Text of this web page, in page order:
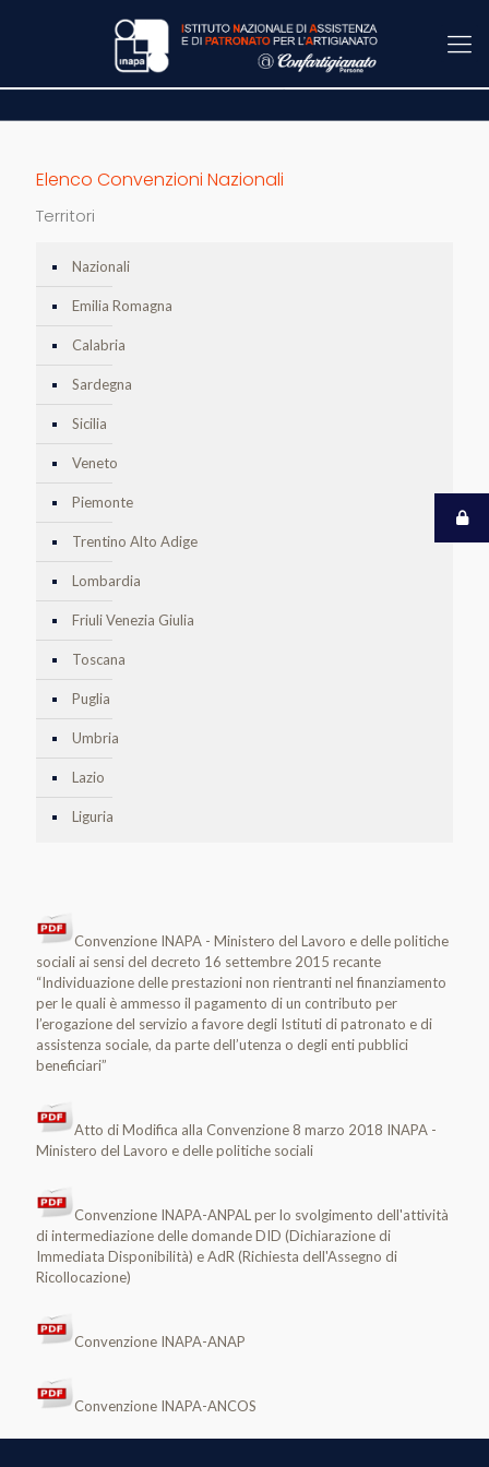
Elenco Convenzioni Nazionali
Territori
Nazionali
Emilia Romagna
Calabria
Sardegna
Sicilia
Veneto
Piemonte
Trentino Alto Adige
Lombardia
Friuli Venezia Giulia
Toscana
Puglia
Umbria
Lazio
Liguria
Convenzione INAPA - Ministero del Lavoro e delle politiche
sociali ai sensi del decreto 16 settembre 2015 recante
“Individuazione delle prestazioni non rientranti nel finanziamento
per le quali è ammesso il pagamento di un contributo per
l’erogazione del servizio a favore degli Istituti di patronato e di
assistenza sociale, da parte dell’utenza o degli enti pubblici
beneficiari”
Atto di Modifica alla Convenzione 8 marzo 2018 INAPA -
Ministero del Lavoro e delle politiche sociali
Convenzione INAPA-ANPAL per lo svolgimento dell'attività
di intermediazione delle domande DID (Dichiarazione di
Immediata Disponibilità) e AdR (Richiesta dell'Assegno di
Ricollocazione)
Convenzione INAPA-ANAP
Convenzione INAPA-ANCOS